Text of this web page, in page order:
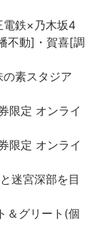
電鉄×乃木坂4
不動]・賀喜[調
素スタジア
限定 オンライ
限定 オンライ
迷宮深部を目
＆グリート(個